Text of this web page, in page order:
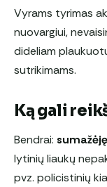
Vyrams tyrimas
nuovargiui,
dideliam
sutrikimams.
Ką gali
Bendrai:
lytinių liaukų
pvz. policistinių